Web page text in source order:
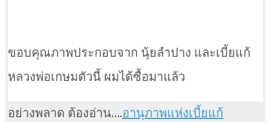
ขอบคุณภาพประกอบจาก นุ้ยลำปาง และเบี้ยแก้
หลวงพ่อเกษมตัวนี้ ผมได้ซื้อมาแล้ว
อย่างพลาด ต้องอ่าน….อานุภาพแห่งเบี้ยแก้